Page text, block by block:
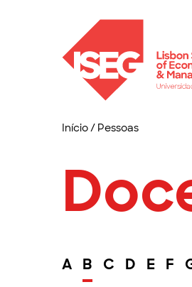
Início/ Pessoas
A B C D E F